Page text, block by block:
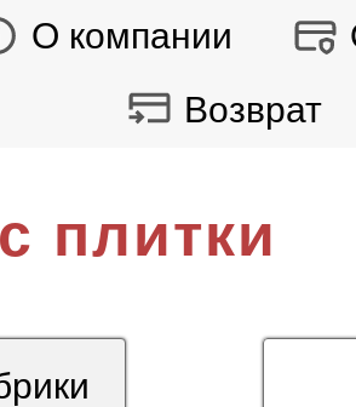
О компании
Возврат
плитки